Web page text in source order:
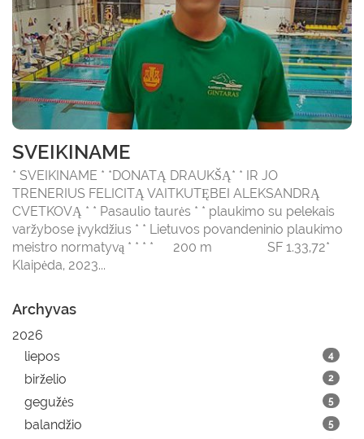
SVEIKINAME
* SVEIKINAME * *DONATĄ DRAUKŠĄ* * IR JO
TRENERIUS FELICITĄ VAITKUTĘBEI ALEKSANDRĄ
CVETKOVĄ * * Pasaulio taurės * * plaukimo su pelekais
varžybose įvykdžius * * Lietuvos povandeninio plaukimo
meistro normatyvą * * * * 200 m SF 1.33,72*
Klaipėda, 2023...
Archyvas
2026
liepos
4
birželio 2
gegužės 5
balandžio 5